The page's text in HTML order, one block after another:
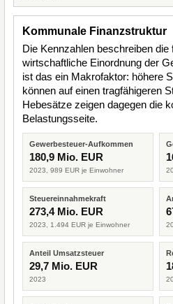
Kommunale Finanzstruktur
Die Kennzahlen beschreiben die
wirtschaftliche Einordnung der
ist das ein Makrofaktor: höhere
können auf einen tragfähigeren
Hebesätze zeigen dagegen die
Belastungsseite.
Gewerbesteuer-Aufkommen
180,9 Mio. EUR
2023, 989 EUR je Einwohner
Steuereinnahmekraft
273,4 Mio. EUR
2023, 1.494 EUR je Einwohner
Anteil Umsatzsteuer
29,7 Mio. EUR
2023